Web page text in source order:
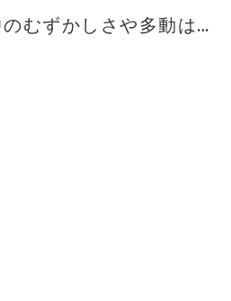
注意・集中のむずかしさや多動はワーキングメモリトレーニングで持続的な改善が可能です。